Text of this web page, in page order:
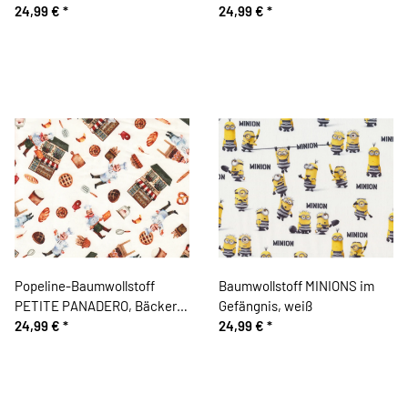
Kreismuster, dunkelblau
24,99 € *
blaugrau
24,99 € *
Popeline-Baumwollstoff
PETITE PANADERO, Bäcker
und Brot
24,99 € *
Baumwollstoff MINIONS im
Gefängnis, weiß
24,99 € *